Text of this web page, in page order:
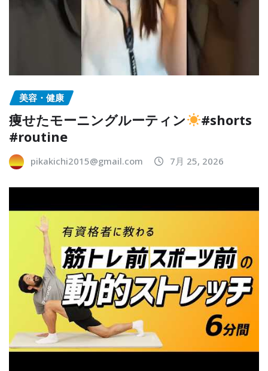
美容・健康
痩せたモーニングルーティン
#shorts
#routine
pikakichi2015@gmail.com 7月 25, 2026